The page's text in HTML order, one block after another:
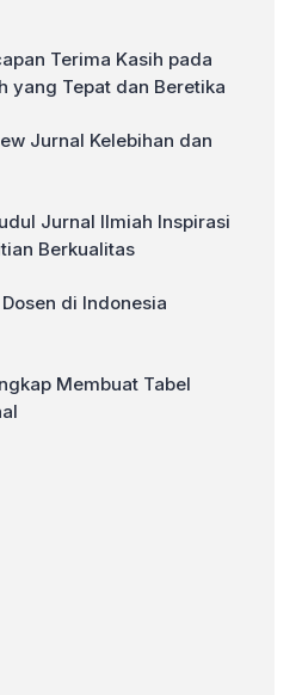
Terima Kasih pada
yang Tepat dan Beretika
Jurnal Kelebihan dan
Jurnal Ilmiah Inspirasi
Berkualitas
di Indonesia
Membuat Tabel